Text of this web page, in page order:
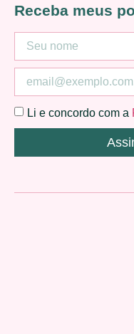
Receba meus
Li e concordo com a